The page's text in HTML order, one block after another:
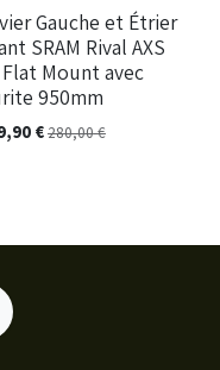
Gauche et Étrier
SRAM Rival AXS
Flat Mount avec
950mm
€280,00€